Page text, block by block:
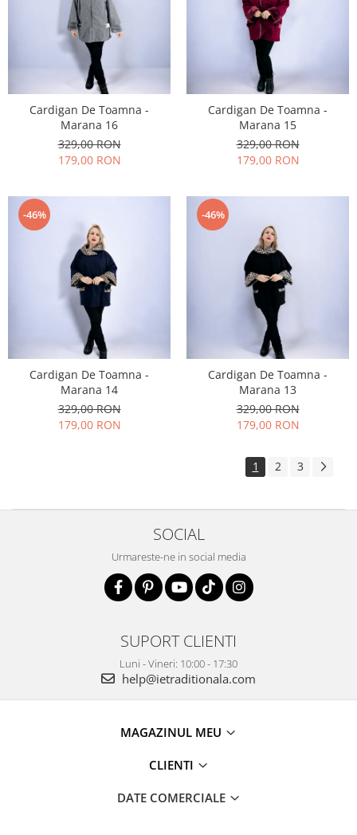
Cardigan De Toamna -
Marana 16
329,00 RON
179,00 RON
Cardigan De Toamna -
Marana 15
329,00 RON
179,00 RON
-46%
Cardigan De Toamna -
Marana 14
329,00 RON
179,00 RON
-46%
Cardigan De Toamna -
Marana 13
329,00 RON
179,00 RON
1 2 3
SOCIAL
Urmareste-ne in social media
SUPORT CLIENTI
Luni - Vineri: 10:00 - 17:30
help@ietraditionala.com
MAGAZINUL MEU
CLIENTI
DATE COMERCIALE